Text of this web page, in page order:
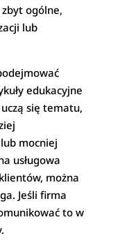
zbyt ogólne,
lub
edukacyjne
się tematu,
mocniej
usługowa
można
Jeśli firma
to w